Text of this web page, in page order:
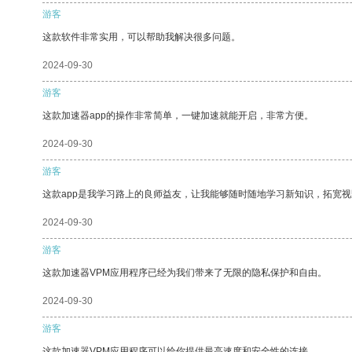
游客
这款软件非常实用，可以帮助我解决很多问题。
2024-09-30
游客
这款加速器app的操作非常简单，一键加速就能开启，非常方便。
2024-09-30
游客
这款app是我学习路上的良师益友，让我能够随时随地学习新知识，拓宽
2024-09-30
游客
这款加速器VPM应用程序已经为我们带来了无限的隐私保护和自由。
2024-09-30
游客